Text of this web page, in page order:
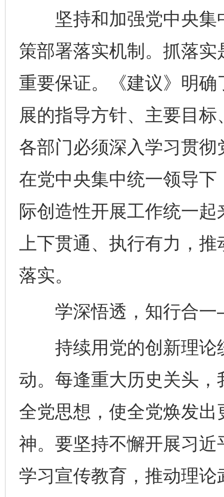
坚持和加强党中央集
策部署落实机制。抓落实
重要保证。《建议》明确
展的指导方针、主要目
各部门必须深入学习贯
在党中央集中统一领导
际创造性开展工作统一
上下贯通、执行有力，
落实。
学深悟透，知行合
持续用党的创新理论
动。每逢重大历史关头
全党思想，使全党焕发
神。要坚持不懈开展习
学习宣传教育，推动理